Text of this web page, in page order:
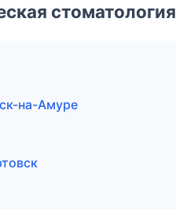
стоматология
на-Амуре